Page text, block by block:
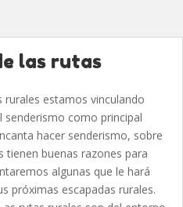
las rutas
rurales estamos vinculando
senderismo como principal
hacer senderismo, sobre
tienen buenas razones para
algunas que le hará
próximas escapadas rurales.